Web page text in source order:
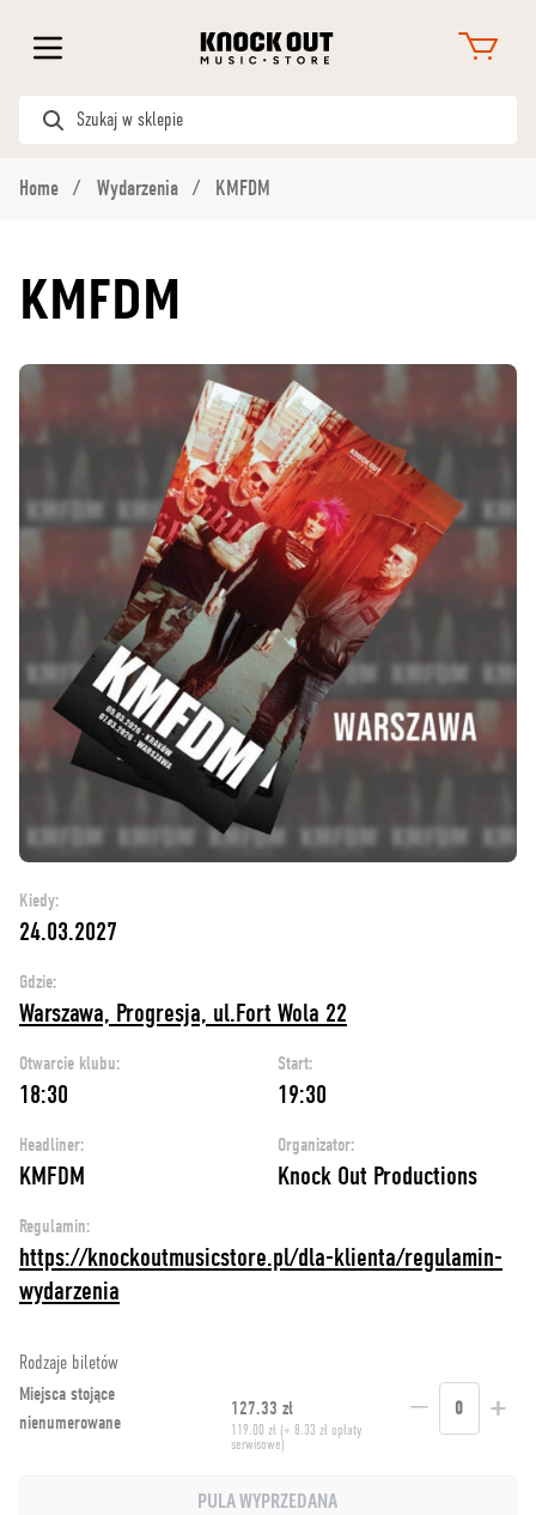
Home Wydarzenia KMFDM
KMFDM
Kiedy:
24.03.2027
Gdzie:
Warszawa, Progresja, ul.Fort Wola 22
Otwarcie klubu:
18:30
Start:
19:30
Headliner:
KMFDM
Organizator:
Knock Out Productions
Regulamin:
https://knockoutmusicstore.pl/dla-klienta/regulamin-
wydarzenia
Rodzaje biletów
Miejsca stojące
nienumerowane
127.33 zł
119.00 zł (+ 8.33 zł opłaty
serwisowe)
− 0 +
PULA WYPRZEDANA